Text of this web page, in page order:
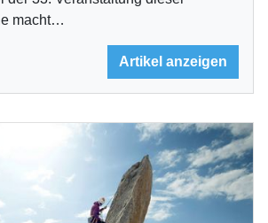
macht…
Artikel anzeigen